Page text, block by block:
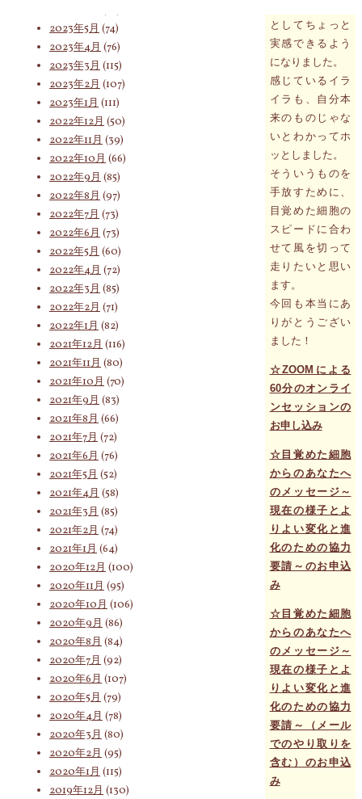
索
象:
としてちょっと
実感できるよう
になりました。
感じているイラ
イラも、自分本
来のものじゃな
いとわかってホ
ッとしました。
そういうものを
手放すために、
目覚めた細胞の
スピードに合わ
せて風を切って
走りたいと思い
ます。
今回も本当にあ
りがとうござい
ました！
☆ZOOMによる
60分のオンライ
ンセッションの
お申し込み
☆目覚めた細胞
からのあなたへ
のメッセージ～
現在の様子とよ
りよい変化と進
化のための協力
要請～のお申込
み
☆目覚めた細胞
からのあなたへ
のメッセージ～
現在の様子とよ
りよい変化と進
化のための協力
要請～（メール
でのやり取りを
含む）のお申込
み
2023年5月 (74)
2023年4月 (76)
2023年3月 (115)
2023年2月 (107)
2023年1月 (111)
2022年12月 (50)
2022年11月 (39)
2022年10月 (66)
2022年9月 (85)
2022年8月 (97)
2022年7月 (73)
2022年6月 (73)
2022年5月 (60)
2022年4月 (72)
2022年3月 (85)
2022年2月 (71)
2022年1月 (82)
2021年12月 (116)
2021年11月 (80)
2021年10月 (70)
2021年9月 (83)
2021年8月 (66)
2021年7月 (72)
2021年6月 (76)
2021年5月 (52)
2021年4月 (58)
2021年3月 (85)
2021年2月 (74)
2021年1月 (64)
2020年12月 (100)
2020年11月 (95)
2020年10月 (106)
2020年9月 (86)
2020年8月 (84)
2020年7月 (92)
2020年6月 (107)
2020年5月 (79)
2020年4月 (78)
2020年3月 (80)
2020年2月 (95)
2020年1月 (115)
2019年12月 (130)